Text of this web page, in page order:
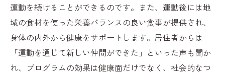
運動を続けることができるのです。また、運動後には地
域の食材を使った栄養バランスの良い食事が提供され、
身体の内外から健康をサポートします。居住者からは
「運動を通じて新しい仲間ができた」といった声も聞か
れ、プログラムの効果は健康面だけでなく、社会的なつ